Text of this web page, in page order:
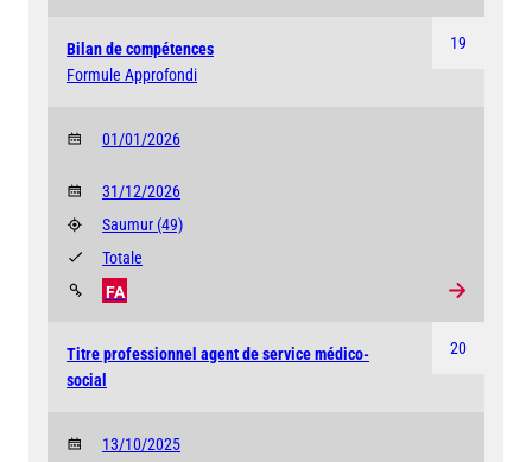
19
Bilan de compétences
Formule Approfondi
01/01/2026
31/12/2026
Saumur (49)
FA
Totale
20
Titre professionnel agent de service médico-
social
13/10/2025